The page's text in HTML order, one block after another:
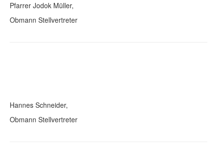
Pfarrer Jodok Müller,
Obmann Stellvertreter
Hannes Schneider,
Obmann Stellvertreter